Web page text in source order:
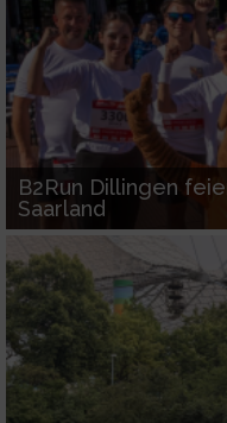
B2Run Dillingen
Saarland
Verwendung
von Inhalten
IAB-Besonderheiten:
Verwendung genauer
Geräte anhand von
Informationen
Nicht-IAB-
Notwendig
Performance